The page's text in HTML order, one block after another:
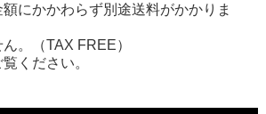
にかかわらず別途送料がかかりま
。（TAX FREE）
ください。